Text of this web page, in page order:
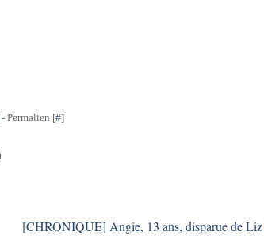
- Permalien [#]
[CHRONIQUE] Angie, 13 ans, disparue de